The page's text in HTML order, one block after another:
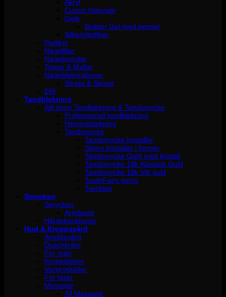
Akryl
Cuccio Naturale
Gelé
Builder Gel med pensel
Silke/glasfiber
Pedikyr
Nagelfilar
Nagelpenslar
Tippar & Mallar
Nageldekorationer
Strass & Stenar
Elfil
Tandblekning
Allt inom Tandblekning & Tandsmycke
Professionell tandblekning
Hemmablekning
Tandsmycke
Tandsmycke kristaller
Större kristaller i former
Tandsmycke Guld med kristall
Tandsmycke 18k Klassisk Guld
Tandsmycke 18k Vitt guld
ToothFairy gems
Twinkles
Smycken
Smycken
Armband
Hårdekorationer
Hud & Kroppsvård
Ansiktsvård
Duschkräm
För män
Kroppslotion
Vaxprodukter
För laser
Massage
All Massage